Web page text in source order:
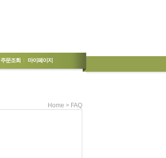
주문조회 마이페이지
Home > FAQ